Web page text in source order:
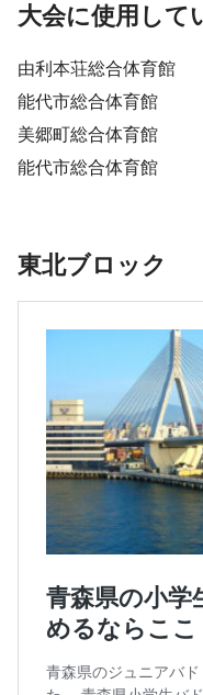
大会に使用して
由利本荘総合体育館
能代市総合体育館
美郷町総合体育館
能代市総合体育館
東北ブロック